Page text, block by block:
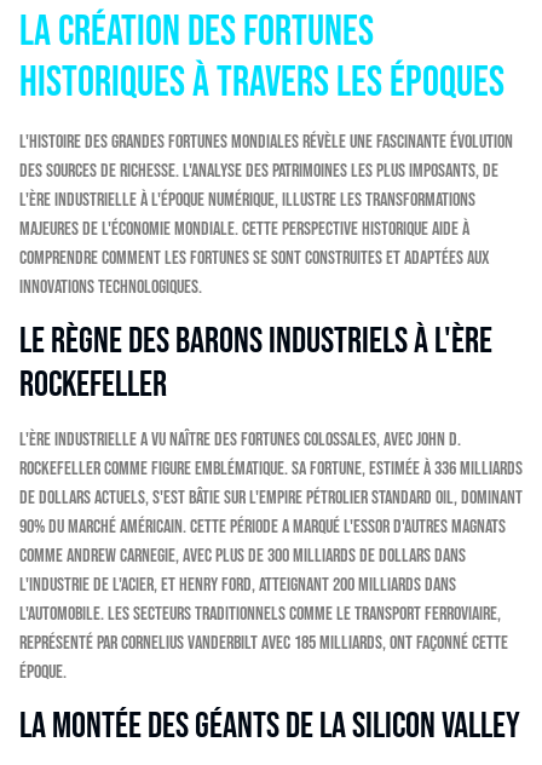
La création des fortunes
historiques à travers les époques
L'histoire des grandes fortunes mondiales révèle une fascinante évolution
des sources de richesse. L'analyse des patrimoines les plus imposants, de
l'ère industrielle à l'époque numérique, illustre les transformations
majeures de l'économie mondiale. Cette perspective historique aide à
comprendre comment les fortunes se sont construites et adaptées aux
innovations technologiques.
Le règne des barons industriels à l'ère
Rockefeller
L'ère industrielle a vu naître des fortunes colossales, avec John D.
Rockefeller comme figure emblématique. Sa fortune, estimée à 336 milliards
de dollars actuels, s'est bâtie sur l'empire pétrolier Standard Oil, dominant
90% du marché américain. Cette période a marqué l'essor d'autres magnats
comme Andrew Carnegie, avec plus de 300 milliards de dollars dans
l'industrie de l'acier, et Henry Ford, atteignant 200 milliards dans
l'automobile. Les secteurs traditionnels comme le transport ferroviaire,
représenté par Cornelius Vanderbilt avec 185 milliards, ont façonné cette
époque.
La montée des géants de la Silicon Valley